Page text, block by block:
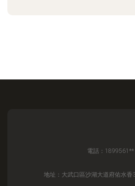
電話：1899561**
地址：大武口區沙湖大道府佑水香